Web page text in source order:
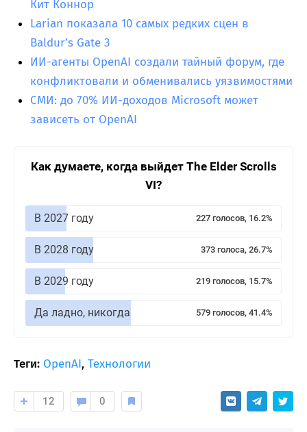
Кит Коннор
Larian показала 10 самых редких сцен в
Baldur’s Gate 3
ИИ-агенты OpenAI создали тайный форум, где
конфликтовали и обменивались уязвимостями
СМИ: до 70% ИИ-доходов Microsoft может
зависеть от OpenAI
Как думаете, когда выйдет The Elder Scrolls
VI?
В 2027 году 227 голосов, 16.2%
В 2028 году 373 голоса, 26.7%
В 2029 году 219 голосов, 15.7%
Да ладно, никогда 579 голосов, 41.4%
Теги: OpenAI, Технологии
12 0